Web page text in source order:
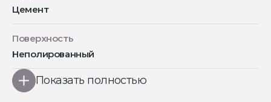
Цемент
Поверхность
Неполированный
Показать полностью